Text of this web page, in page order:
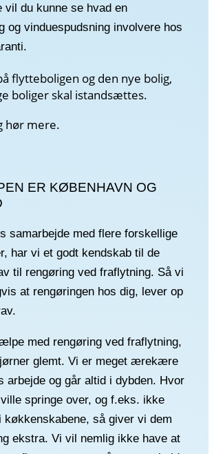
vil du kunne se hvad en
og vinduespudsning involvere hos
flytteboligen og den nye bolig,
boliger skal istandsættes.
hør mere.
ER KØBENHAVN OG
samarbejde med flere forskellige
har vi et godt kendskab til de
til rengøring ved fraflytning. Så vi
at rengøringen hos dig, lever op
med rengøring ved fraflytning,
glemt. Vi er meget ærekære
arbejde og går altid i dybden. Hvor
springe over, og f.eks. ikke
køkkenskabene, så giver vi dem
ekstra. Vi vil nemlig ikke have at